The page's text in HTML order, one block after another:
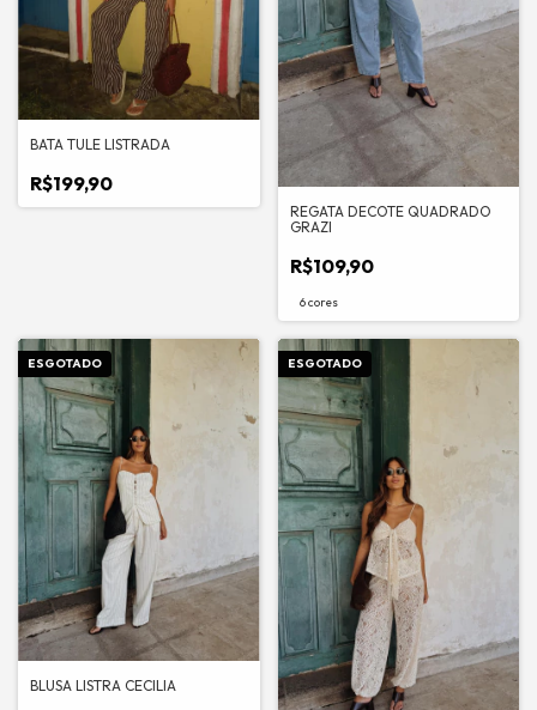
BATA TULE LISTRADA
R$199,90
REGATA DECOTE QUADRADO
GRAZI
R$109,90
6 cores
ESGOTADO
BLUSA LISTRA CECILIA
ESGOTADO